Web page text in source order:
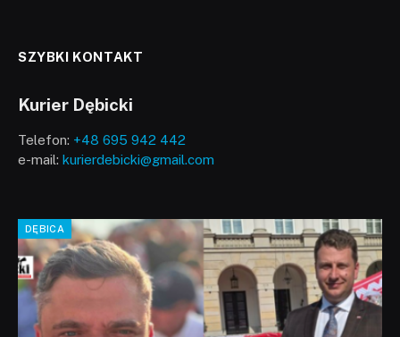
SZYBKI KONTAKT
Kurier Dębicki
Telefon: +48 695 942 442
e-mail: kurierdebicki@gmail.com
DĘBICA